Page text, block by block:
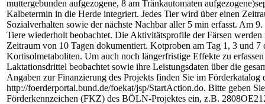
muttergebunden aufgezogene, 8 am Tränkautomaten
Kalbetermin in die Herde integriert. Jedes Tier wird über einen
Sozialverhalten sowie der nächste Nachbar aller 5 min erfasst. Am
Tiere wiederholt beobachtet. Die Aktivitätsprofile der Färsen werden
Zeitraum von 10 Tagen dokumentiert. Kotproben am Tag 1, 3 und
Kortisolmetaboliten. Um auch noch längerfristige Effekte zu
Laktationsdrittel beobachtet sowie ihre Leistungsdaten über die
Angaben zur Finanzierung des Projekts finden Sie im Förderkatalog
http://foerderportal.bund.de/foekat/jsp/StartAction.do. Bitte geben
Förderkennzeichen (FKZ) des BÖLN-Projektes ein, z.B.